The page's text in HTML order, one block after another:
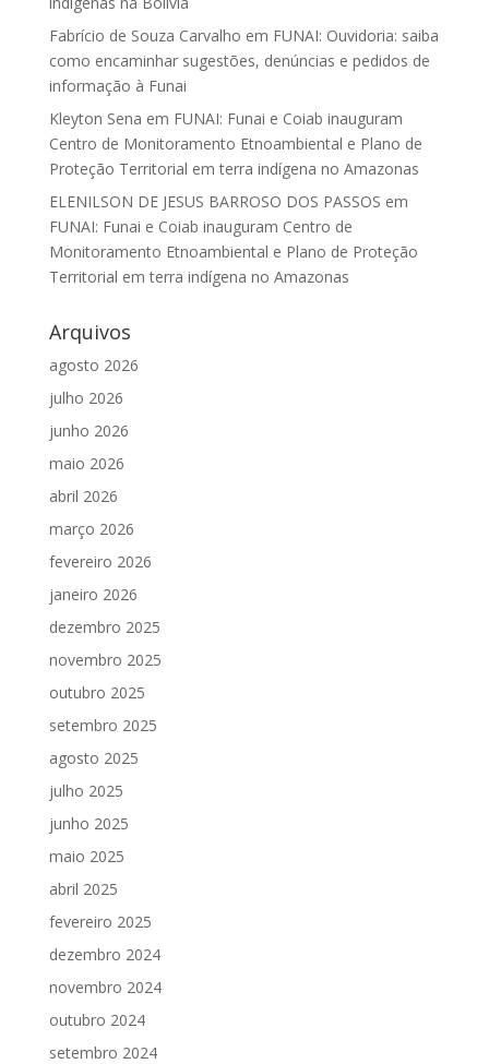
Fabrício de Souza Carvalho em FUNAI: Ouvidoria: saiba
como encaminhar sugestões, denúncias e pedidos de
informação à Funai
Kleyton Sena em FUNAI: Funai e Coiab inauguram
Centro de Monitoramento Etnoambiental e Plano de
Proteção Territorial em terra indígena no Amazonas
ELENILSON DE JESUS BARROSO DOS PASSOS em
FUNAI: Funai e Coiab inauguram Centro de
Monitoramento Etnoambiental e Plano de Proteção
Territorial em terra indígena no Amazonas
Arquivos
agosto 2026
julho 2026
junho 2026
maio 2026
abril 2026
março 2026
fevereiro 2026
janeiro 2026
dezembro 2025
novembro 2025
outubro 2025
setembro 2025
agosto 2025
julho 2025
junho 2025
maio 2025
abril 2025
fevereiro 2025
dezembro 2024
novembro 2024
outubro 2024
setembro 2024